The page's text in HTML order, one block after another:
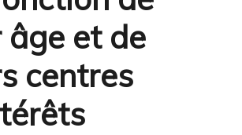
âge et de
centres